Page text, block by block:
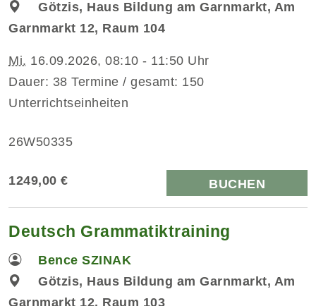
Götzis, Haus Bildung am Garnmarkt, Am
Garnmarkt 12, Raum 104
Mi. 16.09.2026, 08:10 - 11:50 Uhr
Dauer: 38 Termine / gesamt: 150
Unterrichtseinheiten
26W50335
1249,00 € BUCHEN
Deutsch Grammatiktraining
Bence SZINAK
Götzis, Haus Bildung am Garnmarkt, Am
Garnmarkt 12, Raum 103